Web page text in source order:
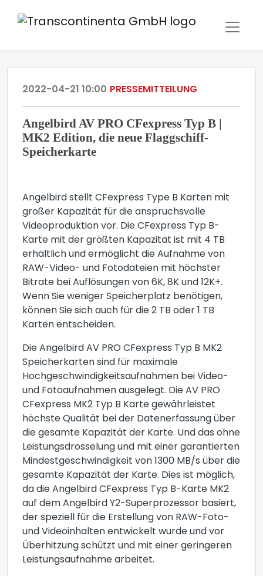
2022-04-21 10:00 PRESSEMITTEILUNG
Angelbird AV PRO CFexpress Typ B |
MK2 Edition, die neue Flaggschiff-
Speicherkarte
Angelbird stellt CFexpress Type B Karten mit
großer Kapazität für die anspruchsvolle
Videoproduktion vor. Die CFexpress Typ B-
Karte mit der größten Kapazität ist mit 4 TB
erhältlich und ermöglicht die Aufnahme von
RAW-Video- und Fotodateien mit höchster
Bitrate bei Auflösungen von 6K, 8K und 12K+.
Wenn Sie weniger Speicherplatz benötigen,
können Sie sich auch für die 2 TB oder 1 TB
Karten entscheiden.
Die Angelbird AV PRO CFexpress Typ B MK2
Speicherkarten sind für maximale
Hochgeschwindigkeitsaufnahmen bei Video-
und Fotoaufnahmen ausgelegt. Die AV PRO
CFexpress MK2 Typ B Karte gewährleistet
höchste Qualität bei der Datenerfassung über
die gesamte Kapazität der Karte. Und das ohne
Leistungsdrosselung und mit einer garantierten
Mindestgeschwindigkeit von 1300 MB/s über die
gesamte Kapazität der Karte. Dies ist möglich,
da die Angelbird CFexpress Typ B-Karte MK2
auf dem Angelbird Y2-Superprozessor basiert,
der speziell für die Erstellung von RAW-Foto-
und Videoinhalten entwickelt wurde und vor
Überhitzung schützt und mit einer geringeren
Leistungsaufnahme arbeitet.